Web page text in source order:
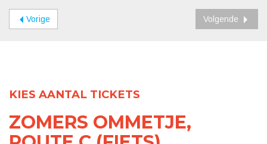
Vorige Volgende
KIES AANTAL TICKETS
ZOMERS OMMETJE,